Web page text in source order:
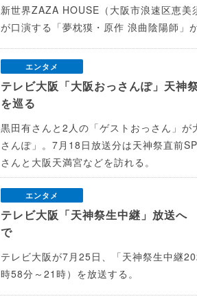
新世界ZAZA HOUSE（大阪市浪速区恵
が口演する「夢枕獏・原作 浪曲陰陽師」
エンタメ
テレビ大阪「大阪おっさんぽ」天
を巡る
黒田有さんと2人の「ゲストおっさん」
さんぽ」。7月18日放送分は天神祭直前
さんと大阪天満宮などを訪れる。
エンタメ
テレビ大阪「天神祭生中継」放送
で
テレビ大阪が7月25日、「天神祭生中継
時58分～21時）を放送する。